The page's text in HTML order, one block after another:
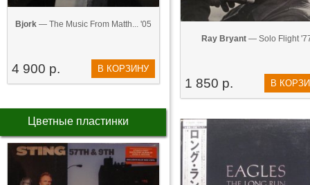
Bjork — The Music From Matth... '05
4 900 р. В КОРЗИНУ
Цветные пластинки
Ray Bryant— Solo Flight
1 850 р. В